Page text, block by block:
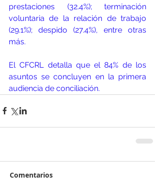
prestaciones (32.4%); terminación
voluntaria de la relación de trabajo
(29.1%); despido (27.4%), entre otras
más.
El CFCRL detalla que el 84% de los
asuntos se concluyen en la primera
audiencia de conciliación.
Comentarios